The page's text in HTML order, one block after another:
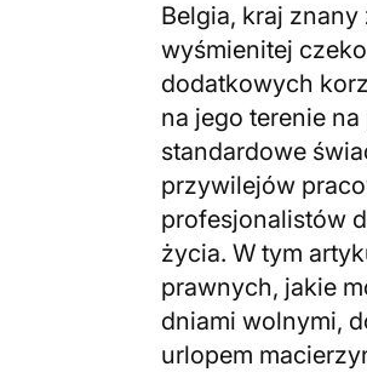
Belgia, kraj
wyśmienitej
dodatkowych
na jego terenie
standardowe
przywilejów
profesjonalistów
życia. W tym
prawnych, jakie
dniami wolnymi,
urlopem